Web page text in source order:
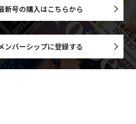
新号の購入はこちらから
ンバーシップに登録する